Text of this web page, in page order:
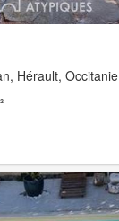
Hérault, Occitanie